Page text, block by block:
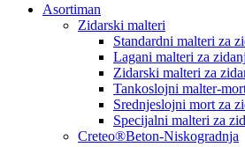
Asortiman
Zidarski malteri
Standardni malteri za
Lagani malteri za
Zidarski malteri za
Tankoslojni malter-
Srednjeslojni mort za
Specijalni malteri za
Creteo®Beton-Niskogradnja